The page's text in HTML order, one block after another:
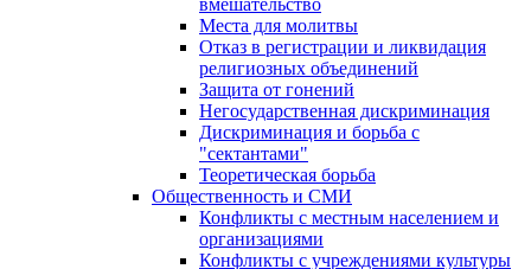
вмешательство
Места для молитвы
Отказ в регистрации и ликвидация
религиозных объединений
Защита от гонений
Негосударственная дискриминация
Дискриминация и борьба с
"сектантами"
Теоретическая борьба
Общественность и СМИ
Конфликты с местным населением и
организациями
Конфликты с учреждениями культуры